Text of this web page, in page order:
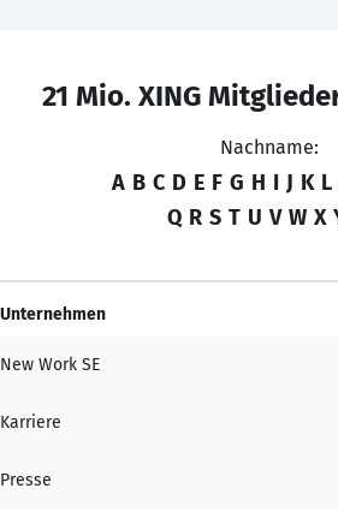
21 Mio. XING
Nachname:
A B C D E F G H I J K L
Q R S T U V W X
Unternehmen
New Work SE
Karriere
Presse